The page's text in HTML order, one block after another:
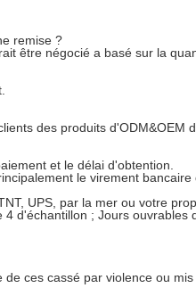
remise ?
être négocié a basé sur la
des produits d'ODM&OEM
et le délai d'obtention.
le virement
UPS, par la mer ou votre
d'échantillon ; Jours
ces cassé par violence ou